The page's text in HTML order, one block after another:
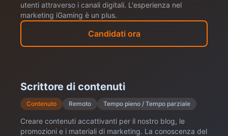
utenti attraverso i canali digitali. L'esperienza nel
marketing iGaming è un plus.
Candidati ora
Scrittore di contenuti
Contenuto Remoto Tempo pieno / Tempo parziale
Creare contenuti accattivanti per il nostro blog, le
promozioni e i materiali di marketing. La conoscenza del